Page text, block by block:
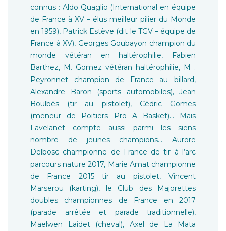
connus : Aldo Quaglio (International en équipe
de France à XV – élus meilleur pilier du Monde
en 1959), Patrick Estève (dit le TGV – équipe de
France à XV), Georges Goubayon champion du
monde vétéran en haltérophilie, Fabien
Barthez, M. Gomez vétéran haltérophilie, M .
Peyronnet champion de France au billard,
Alexandre Baron (sports automobiles), Jean
Boulbés (tir au pistolet), Cédric Gomes
(meneur de Poitiers Pro A Basket)… Mais
Lavelanet compte aussi parmi les siens
nombre de jeunes champions… Aurore
Delbosc championne de France de tir à l’arc
parcours nature 2017, Marie Amat championne
de France 2015 tir au pistolet, Vincent
Marserou (karting), le Club des Majorettes
doubles championnes de France en 2017
(parade arrêtée et parade traditionnelle),
Maelwen Laidet (cheval), Axel de La Mata